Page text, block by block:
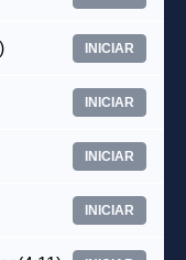
INICIAR
INICIAR
INICIAR
INICIAR